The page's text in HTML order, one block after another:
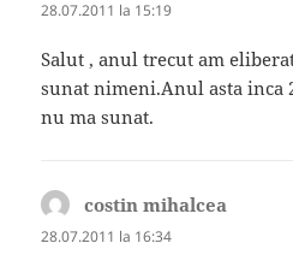
28.07.2011 la 15:19
Salut , anul trecut am
sunat nimeni.Anul asta inca
nu ma sunat.
costin mihalcea
28.07.2011 la 16:34